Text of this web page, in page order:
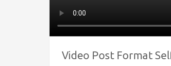
Video Post Format